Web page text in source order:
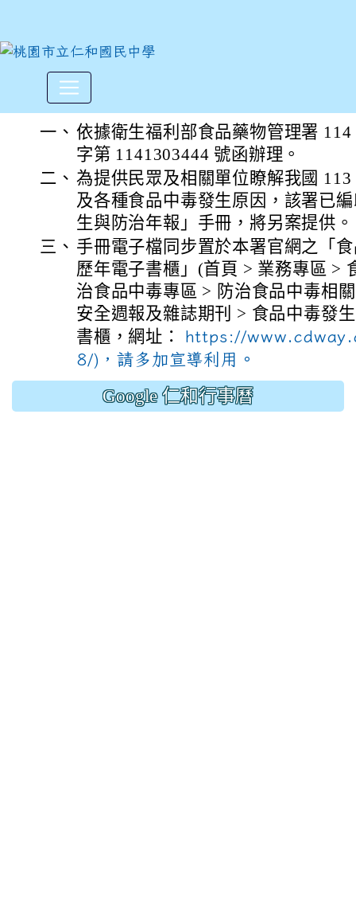
「113年食品中毒發生與防治
一、 依據衛生福利部食品藥物管理署
字第 1141303444 號函辦理。
二、 為提供民眾及相關單位瞭解我國
及各種食品中毒發生原因，該署已
生與防治年報」手冊，將另案提供。
三、 手冊電子檔同步置於本署官網之「
歷年電子書櫃」(首頁 > 業務專區 >
治食品中毒專區 > 防治食品中毒相
安全週報及雜誌期刊 > 食品中毒發
書櫃，網址：
https://
8/)，請多加宣導利用。
Google 仁和行事曆